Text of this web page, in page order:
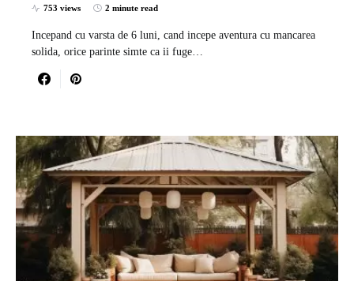
753 views 2 minute read
Incepand cu varsta de 6 luni, cand incepe aventura cu mancarea
solida, orice parinte simte ca ii fuge…